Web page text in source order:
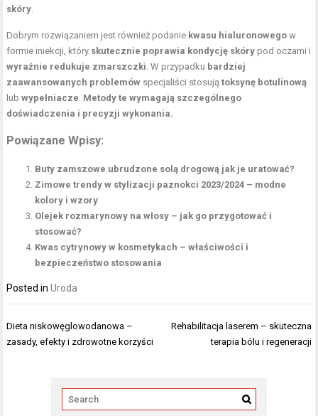
skóry.
Dobrym rozwiązaniem jest również podanie kwasu hialuronowego w
formie iniekcji, który skutecznie poprawia kondycję skóry pod oczami i
wyraźnie redukuje zmarszczki. W przypadku bardziej
zaawansowanych problemów specjaliści stosujątoksynę botulinową
lubwypełniacze. Metody te wymagają szczególnego
doświadczenia i precyzji wykonania.
Powiązane Wpisy:
Buty zamszowe ubrudzone solą drogową jak je uratować?
Zimowe trendy w stylizacji paznokci 2023/2024 – modne
kolory i wzory
Olejek rozmarynowy na włosy – jak go przygotować i
stosować?
Kwas cytrynowy w kosmetykach – właściwości i
bezpieczeństwo stosowania
Posted inUroda
Nawigacja
wpisu
Dieta niskowęglowodanowa –
zasady, efekty i zdrowotne korzyści
Rehabilitacja laserem – skuteczna
terapia bólu i regeneracji